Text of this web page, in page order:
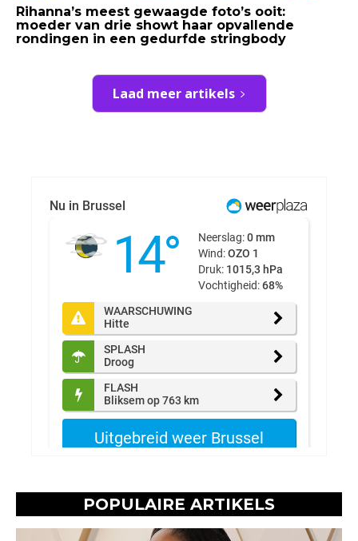
Rihanna’s meest gewaagde foto’s ooit:
moeder van drie showt haar opvallende
rondingen in een gedurfde stringbody
Laad meer artikels
POPULAIRE ARTIKELS